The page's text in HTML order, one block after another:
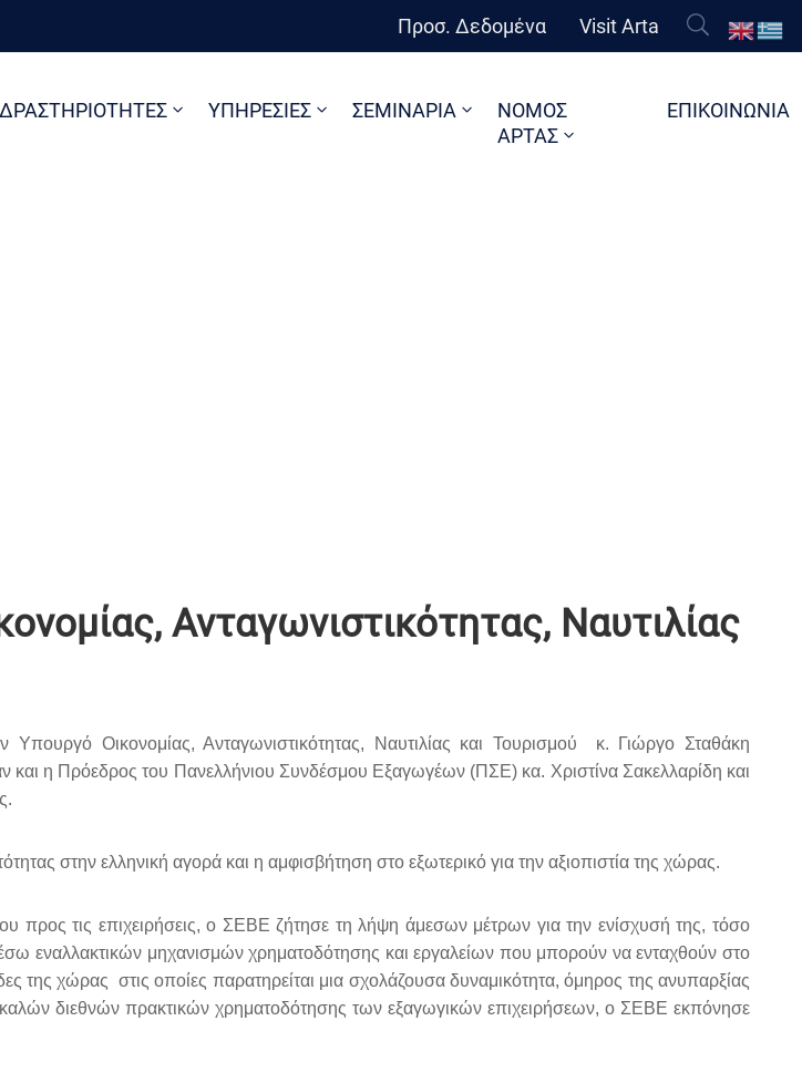
Προσ. Δεδομένα Visit Arta
ΔΡΑΣΤΗΡΙΟΤΗΤΕΣ ΥΠΗΡΕΣΙΕΣ ΣΕΜΙΝΑΡΙΑ
ΝΟΜΟΣ
ΑΡΤΑΣ
ΕΠΙΚΟΙΝΩΝΙΑ
Ανταγωνιστικότητας, Ναυτιλίας
Οικονομίας, Ανταγωνιστικότητας, Ναυτιλίας και Τουρισμού κ. Γιώργο Σταθάκη
η Πρόεδρος του Πανελλήνιου Συνδέσμου Εξαγωγέων (ΠΣΕ) κα. Χριστίνα Σακελλαρίδη και
στην ελληνική αγορά και η αμφισβήτηση στο εξωτερικό για την αξιοπιστία της χώρας.
τις επιχειρήσεις, ο ΣΕΒΕ ζήτησε τη λήψη άμεσων μέτρων για την ενίσχυσή της, τόσο
εναλλακτικών μηχανισμών χρηματοδότησης και εργαλείων που μπορούν να ενταχθούν στο
της χώρας στις οποίες παρατηρείται μια σχολάζουσα δυναμικότητα, όμηρος της ανυπαρξίας
διεθνών πρακτικών χρηματοδότησης των εξαγωγικών επιχειρήσεων, ο ΣΕΒΕ εκπόνησε